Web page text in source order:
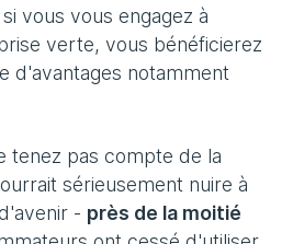
vous vous engagez à
verte, vous bénéficierez
d'avantages notamment
tenez pas compte de la
sérieusement nuire à
- près de la moitié